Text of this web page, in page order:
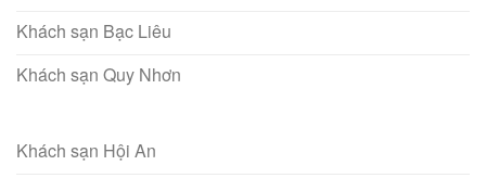
Khách sạn Bạc Liêu
Khách sạn Quy Nhơn
Khách sạn Hội An